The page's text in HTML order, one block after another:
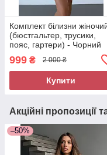
Комплект білизни
(бюстгальтер, трусики,
пояс, гартери) - Чорний
999 ₴ 2 000 ₴
Купити
Акційні пропозиції
–50%